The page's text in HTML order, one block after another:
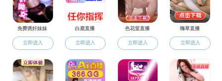
图片新闻
教学
科研
学院评审
如对以
师，电话：